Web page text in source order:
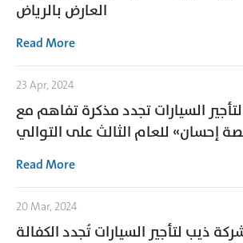
العارض بالرياض
Read More
23 Apr, 2024
السيارات تجدد مذكرة تفاهم مع
Read More
20 Mar, 2024
ذيب لتأجير السيارات تُجدد الكفالة